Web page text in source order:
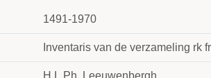
1491-1970
Inventaris van de verzameling rk